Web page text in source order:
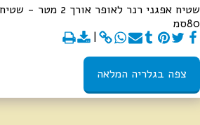
80סמ
צפה בגלריה המלאה